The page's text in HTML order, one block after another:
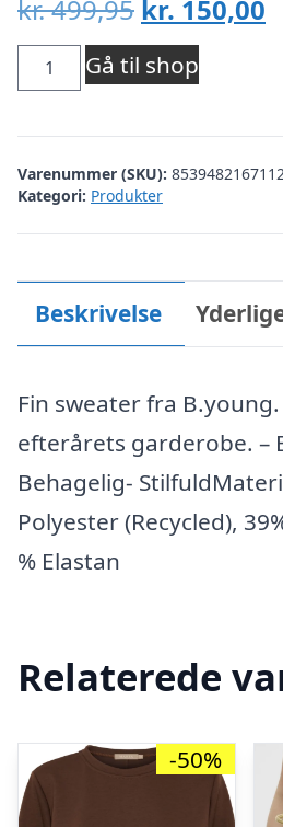
kr.499,95 Den
oprindelige
pris
kr. 499,95.
kr. 150,00
B.YOUNG
SWEATER
BYOMEA
Mix
antal
Gå til shop
Varenummer (SKU):
Kategori: Produkter
Beskrivelse
Fin sweater fra
efterårets garderobe. –
Behagelig-
Polyester (Recycled),
% Elastan
Relaterede
-50%